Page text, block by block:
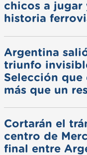
chicos a jugar
historia
Argentina
triunfo
Selección que
más que un
Cortarán el
centro de
final entre